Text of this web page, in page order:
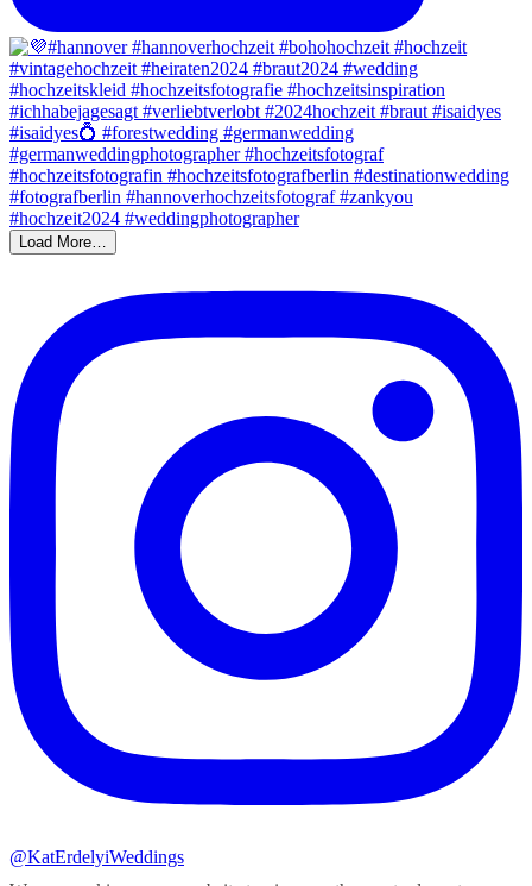
Load More…
@KatErdelyiWeddings